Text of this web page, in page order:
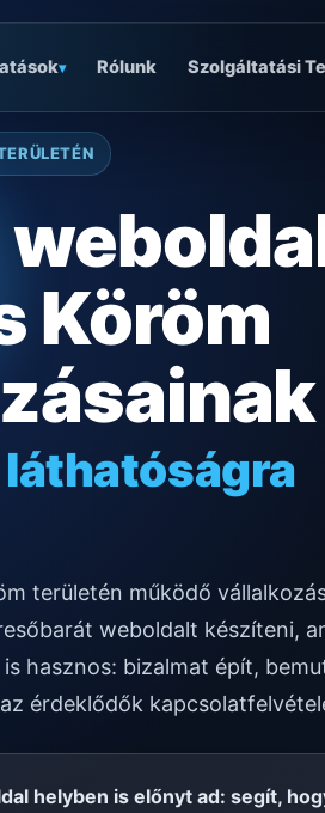
▾ Rólunk Szolgáltatási
Köröm
láthatóságra
működésre
területén működő
weboldalt készíteni,
hasznos: bizalmat épít,
érdeklődők
helyben is előnyt ad: segít,